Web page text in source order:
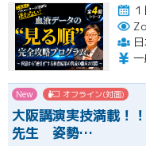
New オフライン(対面)
大阪講演実技満載！
先生 姿勢…